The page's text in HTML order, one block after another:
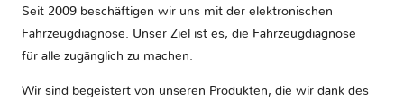
Seit 2009 beschäftigen wir uns mit der elektronischen
Fahrzeugdiagnose. Unser Ziel ist es, die Fahrzeugdiagnose
für alle zugänglich zu machen.
Wir sind begeistert von unseren Produkten, die wir dank des